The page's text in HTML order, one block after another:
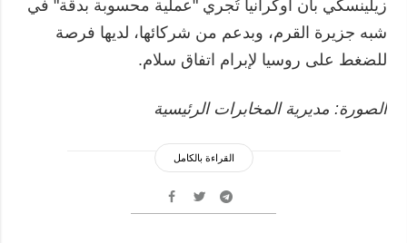
زيلينسكي بأن أوكرانيا تُجري "عملية محسوبة بدقة" في
شبه جزيرة القرم، وبدعم من شركائها، لديها فرصة
للضغط على روسيا لإبرام اتفاق سلام.
الصورة: مديرية المخابرات الرئيسية
القراءة بالكامل